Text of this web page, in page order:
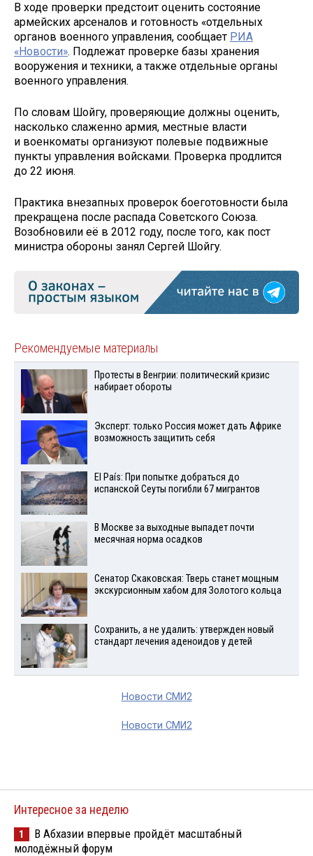
В ходе проверки предстоит оценить состояние
армейских арсеналов и готовность «отдельных
органов военного управления, сообщает РИА
«Новости». Подлежат проверке базы хранения
вооружения и техники, а также отдельные органы
военного управления.
По словам Шойгу, проверяющие должны оценить,
насколько слаженно армия, местные власти
и военкоматы организуют полевые подвижные
пункты управления войсками. Проверка продлится
до 22 июня.
Практика внезапных проверок боеготовности была
прекращена после распада Советского Союза.
Возобновили её в 2012 году, после того, как пост
министра обороны занял Сергей Шойгу.
Рекомендуемые материалы
Протесты в Венгрии: политический кризис
набирает обороты
Эксперт: только Россия может дать Африке
возможность защитить себя
El País: При попытке добраться до
испанской Сеуты погибли 67 мигрантов
В Москве за выходные выпадет почти
месячная норма осадков
Сенатор Скаковская: Тверь станет мощным
экскурсионным хабом для Золотого кольца
Сохранить, а не удалить: утвержден новый
стандарт лечения аденоидов у детей
Новости СМИ2
Новости СМИ2
Интересное за неделю
1
В Абхазии впервые пройдёт масштабный
молодёжный форум